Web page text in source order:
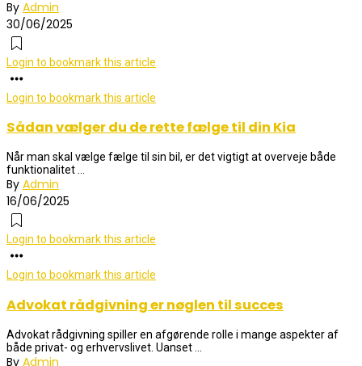
By Admin
30/06/2025
Login to bookmark this article
Login to bookmark this article
Sådan vælger du de rette fælge til din Kia
Når man skal vælge fælge til sin bil, er det vigtigt at overveje både
funktionalitet ...
By Admin
16/06/2025
Login to bookmark this article
Login to bookmark this article
Advokat rådgivning er nøglen til succes
Advokat rådgivning spiller en afgørende rolle i mange aspekter af
både privat- og erhvervslivet. Uanset ...
By Admin